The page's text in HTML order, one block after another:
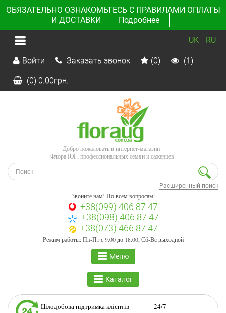
ОБЯЗАТЕЛЬНО ОЗНАКОМЬТЕСЬ С ПРАВИЛАМИ ОПЛАТЫ
И ДОСТАВКИ
Подробнее
UK RU
Войти Заказать звонок (0) (1)
(0) 0.00грн.
Добро пожаловать в интернет-магазин
Флора ЮГ, профессиональных семян и саженцев.
Расширенный поиск
Звоните нам! По всем вопросам:
+38(099) 406 87 47
+38(098) 406 87 47
+38(073) 466 87 47
Режим работы: Пн-Пт с 9.00 до 18.00, Сб-Вс выходной
Меню
Каталог
Цілодобова підтримка клієнтів 24/7